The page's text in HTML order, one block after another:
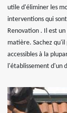
utile d'éliminer les
interventions qui
Renovation . Il est
matière. Sachez
accessibles à la
l'établissement d'un